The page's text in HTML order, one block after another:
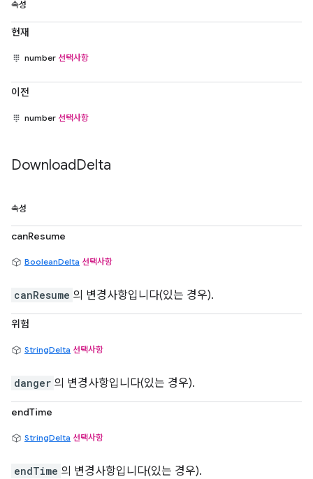
속성
현재
number 선택사항
이전
number 선택사항
DownloadDelta
속성
canResume
BooleanDelta 선택사항
canResume 의 변경사항입니다(있는 경우).
위험
StringDelta 선택사항
danger 의 변경사항입니다(있는 경우).
endTime
StringDelta 선택사항
endTime 의 변경사항입니다(있는 경우).